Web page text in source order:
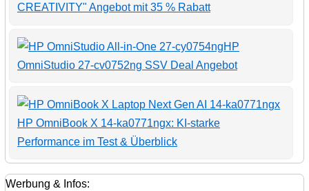
CREATIVITY" Angebot mit 35 % Rabatt
HP
OmniStudio 27-cv0752ng SSV Deal Angebot
HP OmniBook X 14-ka0771ngx: KI-starke
Performance im Test & Überblick
Werbung & Infos: